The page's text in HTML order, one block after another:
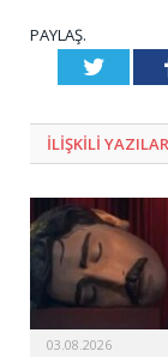
PAYLAŞ.
ILIŞKILI YAZILAR
03.08.2026